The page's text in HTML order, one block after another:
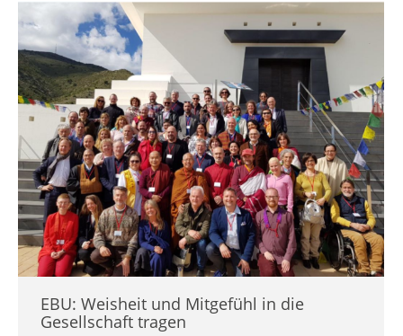
EBU: Weisheit und Mitgefühl in die
Gesellschaft tragen